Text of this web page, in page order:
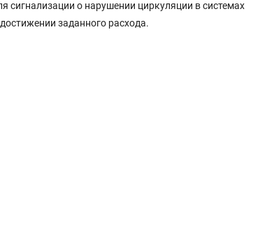
сигнализации о нарушении циркуляции в системах
заданного расхода.